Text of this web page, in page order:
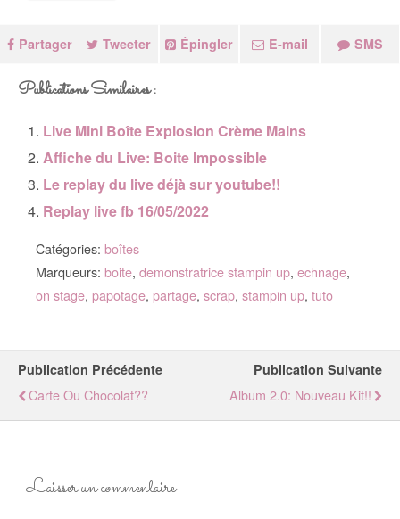
Partager Tweeter Épingler E-mail SMS
Publications Similaires :
Live Mini Boîte Explosion Crème Mains
Affiche du Live: Boite Impossible
Le replay du live déjà sur youtube!!
Replay live fb 16/05/2022
Catégories: boîtes
Marqueurs: boite, demonstratrice stampin up, echnage,
on stage, papotage, partage, scrap, stampin up, tuto
Publication Précédente
Carte Ou Chocolat??
Publication Suivante
Album 2.0: Nouveau Kit!!
Laisser un commentaire